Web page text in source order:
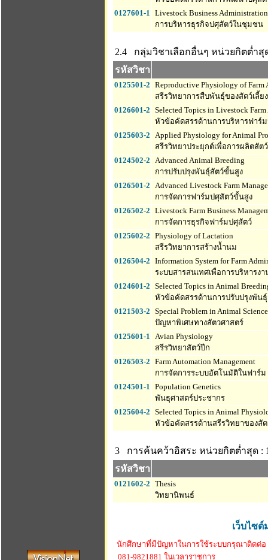
0127601-1 Livestock Business
การบริหารธุรกิจปศุสัตว์ในชุมชน
2.4 กลุ่มวิชาเลือกอื่นๆ หน่วยกิตต่ำสุ
รหัสวิชา
0125501-2 Reproductive Physiology of Farm
สรีรวิทยาการสืบพันธุ์ของสัตว์เลี้ย
0126601-2 Selected Topics in Livestock
หัวข้อคัดสรรด้านการบริหารฟาร์
0125603-2 Applied Physiology for Animal
สรีรวิทยาประยุกต์เพื่อการผลิตสัตว์
0124502-2 Advanced Animal Breeding
การปรับปรุงพันธุ์สัตว์ขั้นสูง
0126501-2 Advanced Livestock Farm
การจัดการฟาร์มปศุสัตว์ขั้นสูง
0126502-2 Livestock Farm Business
การจัดการธุรกิจฟาร์มปศุสัตว์
0125602-2 Physiology of Lactation
สรีรวิทยาการสร้างน้ำนม
0126504-2 Information System for Farm
ระบบสารสนเทศเพื่อการบริหารง
0124601-2 Selected Topics in Animal
หัวข้อคัดสรรด้านการปรับปรุงพัน
0121503-2 Special Problem in Animal Science
ปัญหาพิเศษทางสัตวศาสตร์
0125601-1 Avian Physiology
สรีรวิทยาสัตว์ปีก
0126503-2 Farm Automation Management
การจัดการระบบอัตโนมัติในฟาร์ม
0124501-1 Population Genetics
พันธุศาสตร์ประชากร
0125604-2 Selected Topics in Animal
หัวข้อคัดสรรด้านสรีรวิทยาของสั
3 การค้นคว้าอิสระ หน่วยกิตต่ำสุด :
รหัสวิชา
0121602-2 Thesis
วิทยานิพนธ์
เว็บไซ
นักศึกษาที่มีปัญหาในการใช้ระบบกรุณาติดต่อ
081-9821881 ในเวลาราชการ